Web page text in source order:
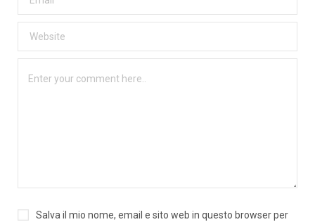
Salva il mio nome, email e sito web in questo browser per